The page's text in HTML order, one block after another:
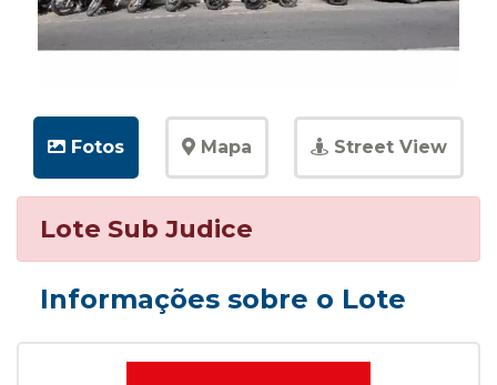
Fotos Mapa Street View
Lote Sub Judice
Informações sobre o Lote